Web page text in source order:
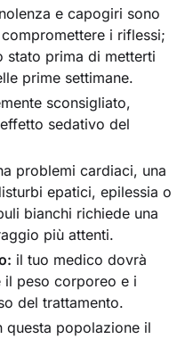
e capogiri sono
i riflessi;
stato prima di metterti
prime settimane.
sconsigliato,
sedativo del
problemi cardiaci, una
epatici, epilessia o
bianchi richiede una
più attenti.
il tuo medico dovrà
il peso corporeo e i
del trattamento.
questa popolazione il